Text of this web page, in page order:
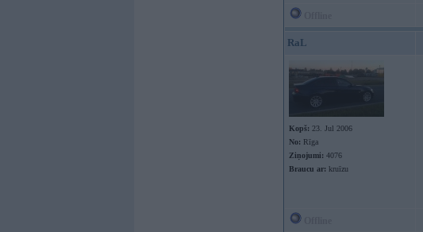
RaL
Kopš: 23. Jul 2006
No: Rīga
Ziņojumi: 4076
Braucu ar: kruīzu